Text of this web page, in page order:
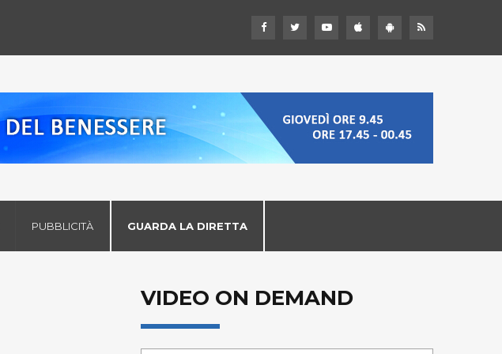
PUBBLICITÀ GUARDA LA DIRETTA
VIDEO ON DEMAND